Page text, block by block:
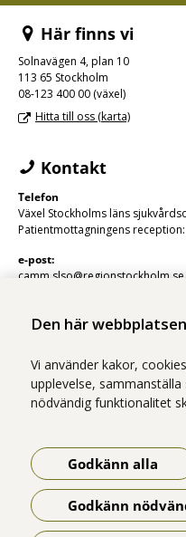
Den här
Vi använder kakor,
upplevelse,
nödvändig funktionalitet
Godkänn alla
Godkänn
Här finns vi
Solnavägen 4, plan 10
113 65 Stockholm
08-123 400 00 (växel)
Hitta till oss (karta)
Kontakt
Telefon
Växel Stockholms läns
Patientmottagningens
e-post:
camm.slso@regionstockholm.se
Samtliga bilder på webbplatsen
annat namn anges.
Om webbplatsen